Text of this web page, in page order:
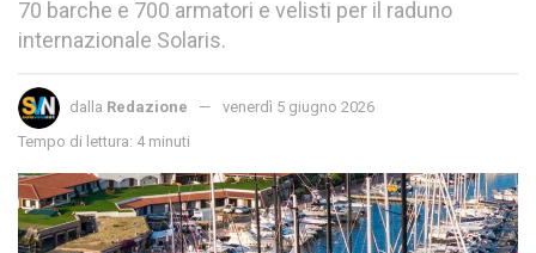
70 barche e 700 armatori e velisti per il raduno
internazionale Solaris.
dalla Redazione
venerdì 5 giugno 2026
Tempo di lettura: 4 minuti